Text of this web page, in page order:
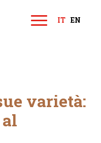
M
IT EN
varietà: